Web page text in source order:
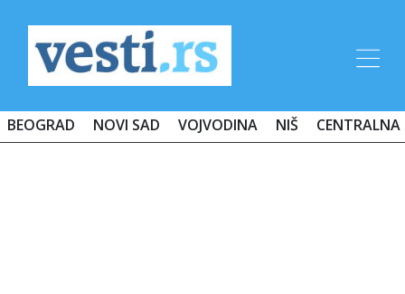
BEOGRAD NOVI SAD VOJVODINA NIŠ CENTRALNA